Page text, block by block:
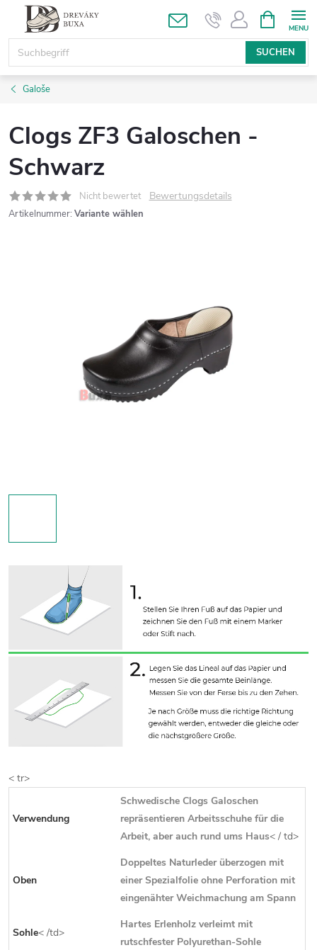
springen
SUCHEN
Galoše
Clogs ZF3 Galoschen -
Schwarz
Nicht bewertet Bewertungsdetails
Artikelnummer: Variante wählen
< tr>
Verwendung
Schwedische Clogs Galoschen
repräsentieren Arbeitsschuhe für die
Arbeit, aber auch rund ums Haus< / td>
Oben
Doppeltes Naturleder überzogen mit
einer Spezialfolie ohne Perforation mit
eingenähter Weichmachung am Spann
Sohle< /td>
Hartes Erlenholz verleimt mit
rutschfester Polyurethan-Sohle